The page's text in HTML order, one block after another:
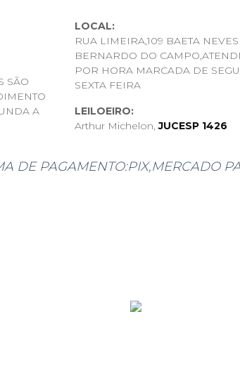
SÃO
A
LOCAL:
RUA LIMEIRA,109 BAETA
BERNARDO DO
POR HORA MARCADA DE
SEXTA FEIRA
LEILOEIRO:
Arthur Michelon,JUCESP 1426
DE PAGAMENTO:PIX,MERCADO
DE JÁ AGRADECEMOS A
5 dias úteis sob pena de, após este prazo,